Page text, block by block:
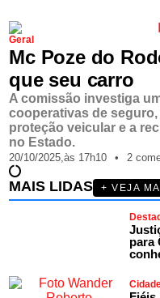
Geral
Mc Poze do
que seu carro
A comissão investiga
cooperativas de
proteção veicular e a
no Estado.
20/10/2025,às 17h10 • 2
MAIS LIDAS + VEJA
para